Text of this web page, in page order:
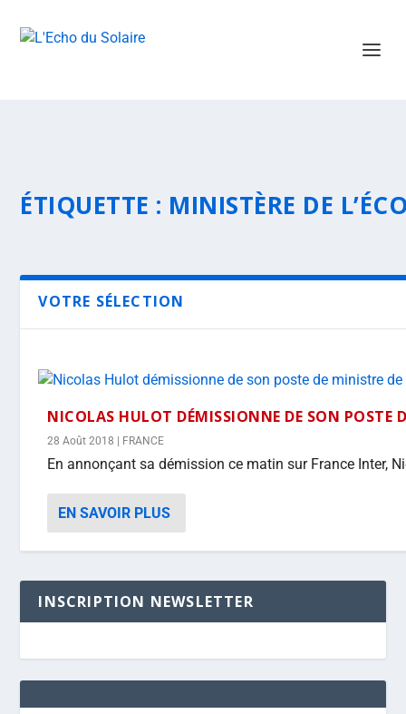
ÉTIQUETTE : MINISTÈRE DE
VOTRE SÉLECTION
NICOLAS HULOT DÉMISSIONNE DE SON POSTE
28 Août 2018 FRANCE
En annonçant sa démission ce matin sur France Inter,
EN SAVOIR PLUS
INSCRIPTION NEWSLETTER